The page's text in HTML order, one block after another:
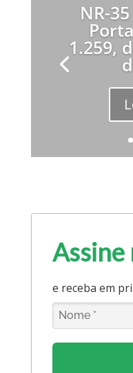
NR-
1.259,
e receba em